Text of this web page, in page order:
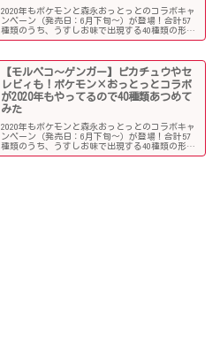
2020年もポケモンと森永おっとっとのコラボキャ
ンペーン（発売日：6月下旬～）が登場！合計57
種類のうち、うすしお味で出現する40種類の形を
一覧で紹介します！
【モルペコ～ゲンガー】ピカチュウやセ
レビィも！ポケモン×おっとっとコラボ
が2020年もやってるので40種類あつめて
みた
2020年もポケモンと森永おっとっとのコラボキャ
ンペーン（発売日：6月下旬～）が登場！合計57
種類のうち、うすしお味で出現する40種類の形を
一覧で紹介します！